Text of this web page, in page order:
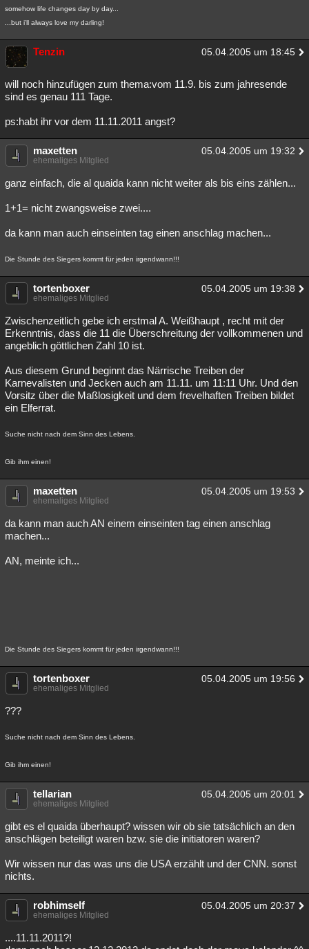
somehow life changes day by day...
...but i'll always love my darling!
Tenzin 05.04.2005 um 18:45
will noch hinzufügen zum thema:vom 11.9. bis zum jahresende
sind es genau 111 Tage.
ps:habt ihr vor dem 11.11.2011 angst?
maxetten 05.04.2005 um 19:32
ehemaliges Mitglied
ganz einfach, die al quaida kann nicht weiter als bis eins zählen...
1+1= nicht zwangsweise zwei....
da kann man auch einseinten tag einen anschlag machen...
Die Stunde des Siegers kommt für jeden irgendwann!!!
tortenboxer 05.04.2005 um 19:38
ehemaliges Mitglied
Zwischenzeitlich gebe ich erstmal A. Weißhaupt , recht mit der
Erkenntnis, dass die 11 die Überschreitung der vollkommenen und
angeblich göttlichen Zahl 10 ist.
Aus diesem Grund beginnt das Närrische Treiben der
Karnevalisten und Jecken auch am 11.11. um 11:11 Uhr. Und den
Vorsitz über die Maßlosigkeit und dem frevelhaften Treiben bildet
ein Elferrat.
Suche nicht nach dem Sinn des Lebens.
Gib ihm einen!
maxetten 05.04.2005 um 19:53
ehemaliges Mitglied
da kann man auch AN einem einseinten tag einen anschlag
machen...
AN, meinte ich...
Die Stunde des Siegers kommt für jeden irgendwann!!!
tortenboxer 05.04.2005 um 19:56
ehemaliges Mitglied
???
Suche nicht nach dem Sinn des Lebens.
Gib ihm einen!
tellarian 05.04.2005 um 20:01
ehemaliges Mitglied
gibt es el quaida überhaupt? wissen wir ob sie tatsächlich an den
anschlägen beteiligt waren bzw. sie die initiatoren waren?
Wir wissen nur das was uns die USA erzählt und der CNN. sonst
nichts.
robhimself 05.04.2005 um 20:37
ehemaliges Mitglied
....11.11.2011?!